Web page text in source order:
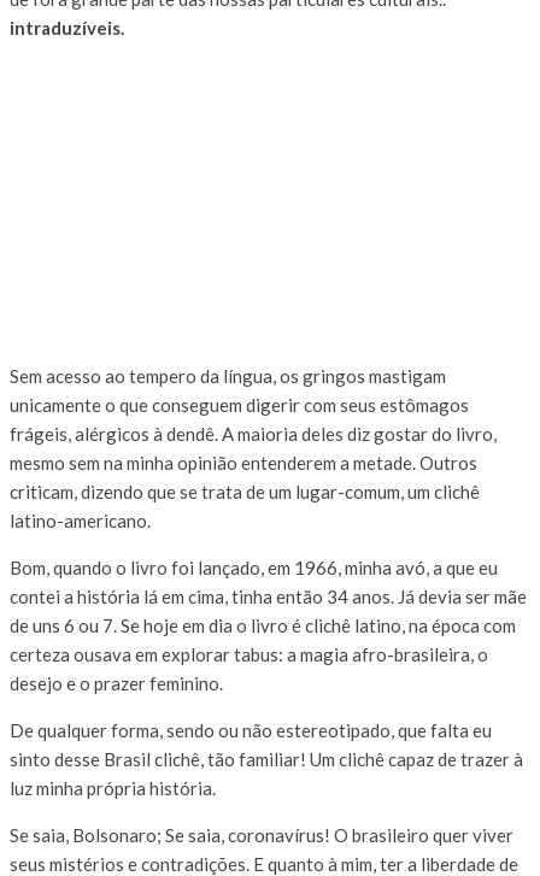
intraduzíveis.
Sem acesso ao tempero da língua, os gringos mastigam
unicamente o que conseguem digerir com seus estômagos
frágeis, alérgicos à dendê. A maioria deles diz gostar do livro,
mesmo sem na minha opinião entenderem a metade. Outros
criticam, dizendo que se trata de um lugar-comum, um clichê
latino-americano.
Bom, quando o livro foi lançado, em 1966, minha avó, a que eu
contei a história lá em cima, tinha então 34 anos. Já devia ser mãe
de uns 6 ou 7. Se hoje em dia o livro é clichê latino, na época com
certeza ousava em explorar tabus: a magia afro-brasileira, o
desejo e o prazer feminino.
De qualquer forma, sendo ou não estereotipado, que falta eu
sinto desse Brasil clichê, tão familiar! Um clichê capaz de trazer à
luz minha própria história.
Se saia, Bolsonaro; Se saia, coronavírus! O brasileiro quer viver
seus mistérios e contradições. E quanto à mim, ter a liberdade de